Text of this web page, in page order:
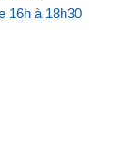
16h à 18h30